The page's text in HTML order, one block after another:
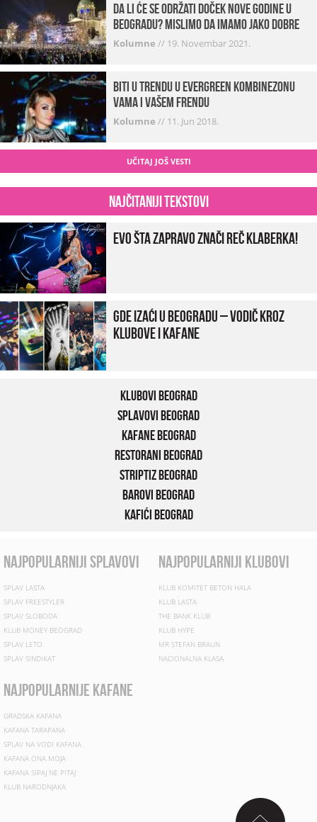
Da li će se održati doček Nove godine u
Beogradu? Mislimo da imamo jako DOBRE
VESTI!
Kolumne // 19. Novembar 2021.
Biti u trendu u Evergreen kombinezonu
vama i vašem frendu
Kolumne // 11. Jun 2018.
UČITAJ JOŠ VESTI
Najčitaniji tekstovi
Evo šta zapravo znači reč klaberka!
Gde izaći u Beogradu – vodič kroz
klubove i kafane
Klubovi Beograd
Splavovi Beograd
Kafane Beograd
Restorani Beograd
Striptiz Beograd
Barovi Beograd
Kafići Beograd
najpopularniji splavovi
SPLAV LASTA
SPLAV FREESTYLER
SPLAV SLOBODA
KLUB MONEY BEOGRAD
SPLAV LETO
SPLAV SINDIKAT
najpopularniji klubovi
KLUB KOMITET BETON HALA
KLUB LASTA
THE BANK KLUB
KLUB HYPE
MR STEFAN BRAUN
NACIONALNA KLASA
najpopularnije kafane
GRADSKA KAFANA
KAFANA TARAPANA
SPLAV NA VODI KAFANA
KAFANA ONA MOJA
KAFANA SIPAJ NE PITAJ
KLUB NARODNJAKA